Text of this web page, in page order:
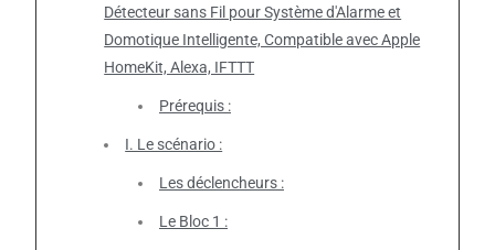
Détecteur sans Fil pour Système d'Alarme et
Domotique Intelligente, Compatible avec Apple
HomeKit, Alexa, IFTTT
Prérequis :
I. Le scénario :
Les déclencheurs :
Le Bloc 1 :